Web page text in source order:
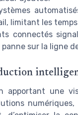
limitant les
connectés
sur la ligne
apportant une